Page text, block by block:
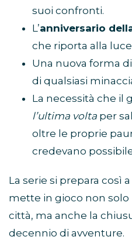
suoi confronti.
L’anniversario
che riporta alla
Una nuova forma
di qualsiasi
La necessità che il
l’ultima volta per
oltre le proprie
credevano
La serie si prepara così
mette in gioco non solo
città, ma anche la
decennio di avventure.